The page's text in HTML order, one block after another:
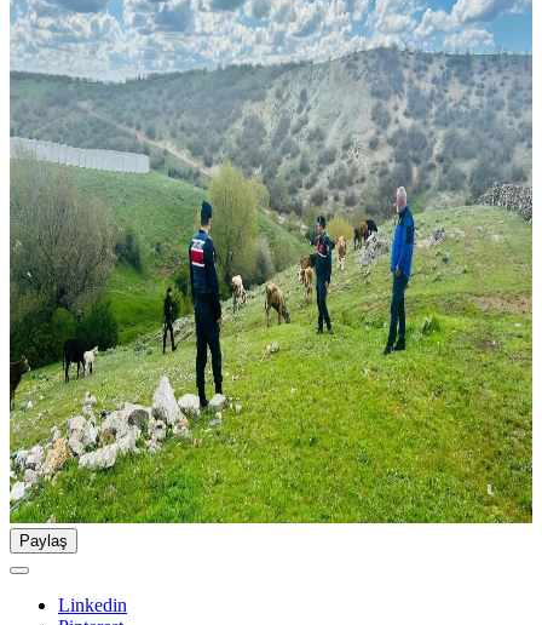
Paylaş
Linkedin